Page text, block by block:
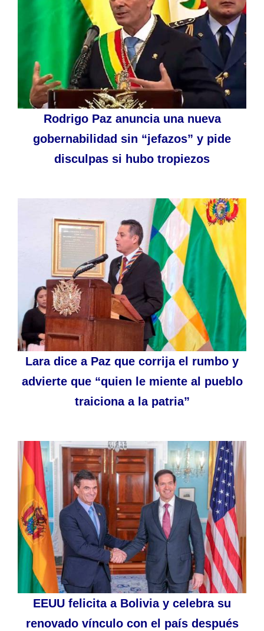
Rodrigo Paz anuncia una nueva
gobernabilidad sin “jefazos” y pide
disculpas si hubo tropiezos
Lara dice a Paz que corrija el rumbo y
advierte que “quien le miente al pueblo
traiciona a la patria”
EEUU felicita a Bolivia y celebra su
renovado vínculo con el país después